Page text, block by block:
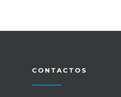
CONTACTOS